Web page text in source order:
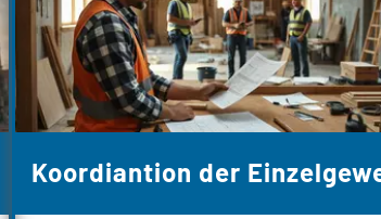
Koordiantion der